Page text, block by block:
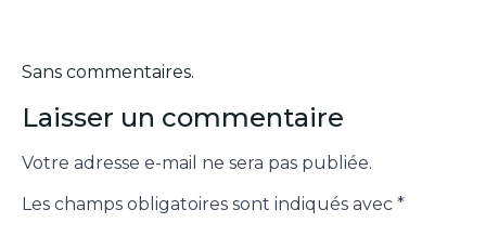
Sans commentaires.
Laisser un commentaire
Votre adresse e-mail ne sera pas publiée.
Les champs obligatoires sont indiqués avec *